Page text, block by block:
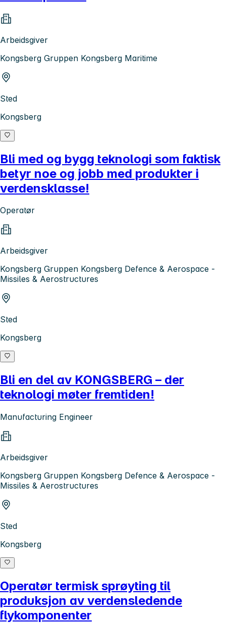
Arbeidsgiver
Kongsberg Gruppen Kongsberg Maritime
Sted
Kongsberg
Bli med og bygg teknologi som faktisk
betyr noe og jobb med produkter i
verdensklasse!
Operatør
Arbeidsgiver
Kongsberg Gruppen Kongsberg Defence & Aerospace -
Missiles & Aerostructures
Sted
Kongsberg
Bli en del av KONGSBERG – der
teknologi møter fremtiden!
Manufacturing Engineer
Arbeidsgiver
Kongsberg Gruppen Kongsberg Defence & Aerospace -
Missiles & Aerostructures
Sted
Kongsberg
Operatør termisk sprøyting til
produksjon av verdensledende
flykomponenter